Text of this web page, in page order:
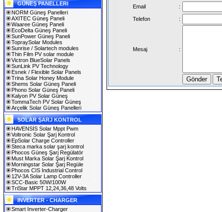
GÜNEŞ PANELLERI
NORM Güneş Panelleri
AXITEC Güneş Paneli
Waaree Güneş Paneli
EcoDelta Güneş Paneli
SunPower Güneş Paneli
TopraySolar Modules
Sunrise / Solartech modules
Thin Film PV solar module
Victron BlueSolar Panels
SunLink PV Technology
Esnek / Flexible Solar Panels
Trina Solar Honey Module
Shems Solar Güneş Paneli
Phono Solar Güneş Paneli
Kalyon PV Solar Güneş
TommaTech PV Solar Güneş
Arçelik Solar Güneş Panelleri
SOLAR ŞARJ KONTROL
HAVENSİS Solar Mppt Pwm
Voltronic Solar Şarj Kontrol
EpSolar Charge Controller
Steca marka solar şarj kontrol
Phocos Güneş Şarj Regülatör
Must Marka Solar Şarj Kontrol
Morningstar Solar Şarj Regüle
Phocos CIS Industrial Control
12V-3A Solar Lamp Controller
SCC-Basic 50W/100W
TriStar MPPT 12,24,36,48 Volts
INVERTER - CHARGER
Smart Inverter-Charger
Email :
Telefon :
Mesaj :